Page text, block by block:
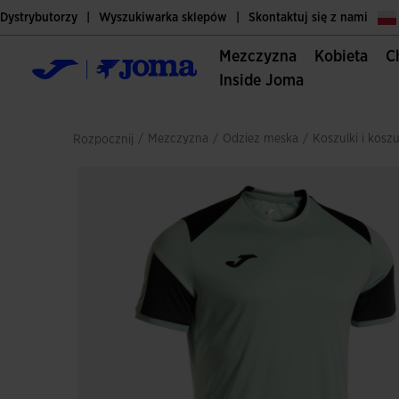
Dystrybutorzy Wyszukiwarka sklepów Skontaktuj się z nami
Mezczyzna Kobieta
Inside Joma
Rozpocznij / mezczyzna / odziez meska / koszulki i